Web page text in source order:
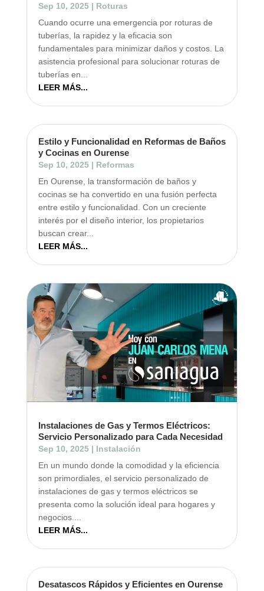
Sep 10, 2025| Roturas
Cuando ocurre una emergencia por roturas de
tuberías, la rapidez y la eficacia son
fundamentales para minimizar daños y costos. La
asistencia profesional para solucionar roturas de
tuberías en...
LEER MÁS...
Estilo y Funcionalidad en Reformas de Baños
y Cocinas en Ourense
Sep 10, 2025| Reformas
En Ourense, la transformación de baños y
cocinas se ha convertido en una fusión perfecta
entre estilo y funcionalidad. Con un creciente
interés por el diseño interior, los propietarios
buscan crear...
LEER MÁS...
Instalaciones de Gas y Termos Eléctricos:
Servicio Personalizado para Cada Necesidad
Sep 10, 2025| Instalación
En un mundo donde la comodidad y la eficiencia
son primordiales, el servicio personalizado de
instalaciones de gas y termos eléctricos se
presenta como la solución ideal para hogares y
negocios....
LEER MÁS...
Desatascos Rápidos y Eficientes en Ourense